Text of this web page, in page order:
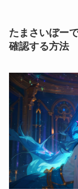
たまさいぼー
確認する方法